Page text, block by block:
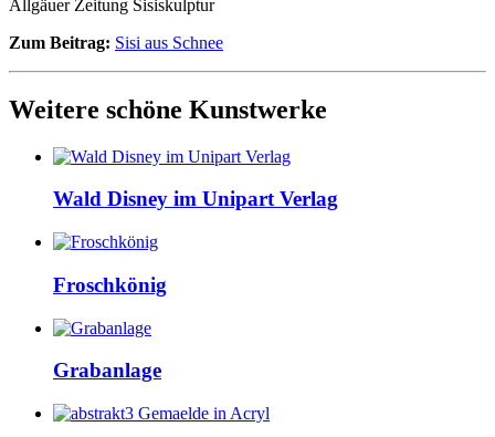
Allgäuer Zeitung Sisiskulptur
Zum Beitrag: Sisi aus Schnee
Weitere schöne Kunstwerke
Wald Disney im Unipart Verlag
Froschkönig
Grabanlage